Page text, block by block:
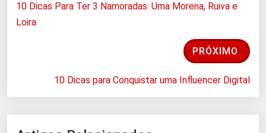
10 Dicas Para Ter 3 Namoradas: Uma Morena, Ruiva e
Loira
PRÓXIMO
10 Dicas para Conquistar uma Influencer Digital